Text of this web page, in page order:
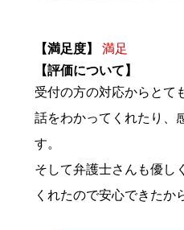
【満足度】
満足
【評価について】
受付の方の対応からとて
話をわかってくれたり、
す。
そして弁護士さんも優し
くれたので安心できたか